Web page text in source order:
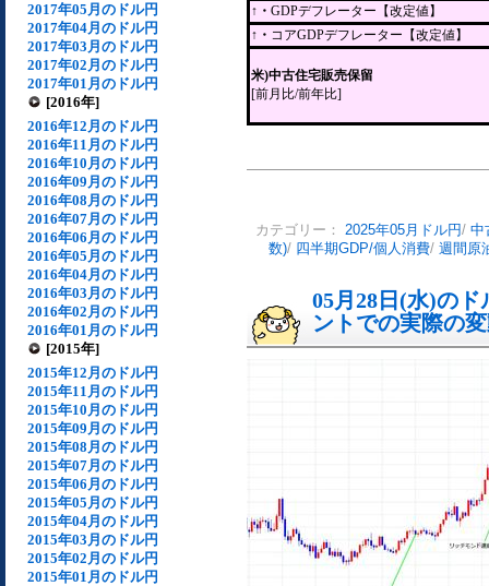
2017年05月のドル円
2017年04月のドル円
2017年03月のドル円
2017年02月のドル円
2017年01月のドル円
[2016年]
2016年12月のドル円
2016年11月のドル円
2016年10月のドル円
2016年09月のドル円
2016年08月のドル円
2016年07月のドル円
2016年06月のドル円
2016年05月のドル円
2016年04月のドル円
2016年03月のドル円
2016年02月のドル円
2016年01月のドル円
[2015年]
2015年12月のドル円
2015年11月のドル円
2015年10月のドル円
2015年09月のドル円
2015年08月のドル円
2015年07月のドル円
2015年06月のドル円
2015年05月のドル円
2015年04月のドル円
2015年03月のドル円
2015年02月のドル円
2015年01月のドル円
↑・ GDPデフレーター【改定値】
↑・ コアGDPデフレーター【改定値】
米)中古住宅販売保留
[前月比/前年比]
カテゴリー： 2025年05月ドル円/ 中
数)/ 四半期GDP/個人消費/ 週間原
05月28日(水)の
ントでの実際の